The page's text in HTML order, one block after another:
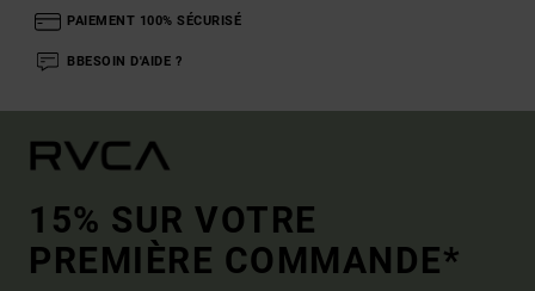
PAIEMENT 100% SÉCURISÉ
BBESOIN D'AIDE ?
15% SUR VOTRE
PREMIÈRE COMMANDE*